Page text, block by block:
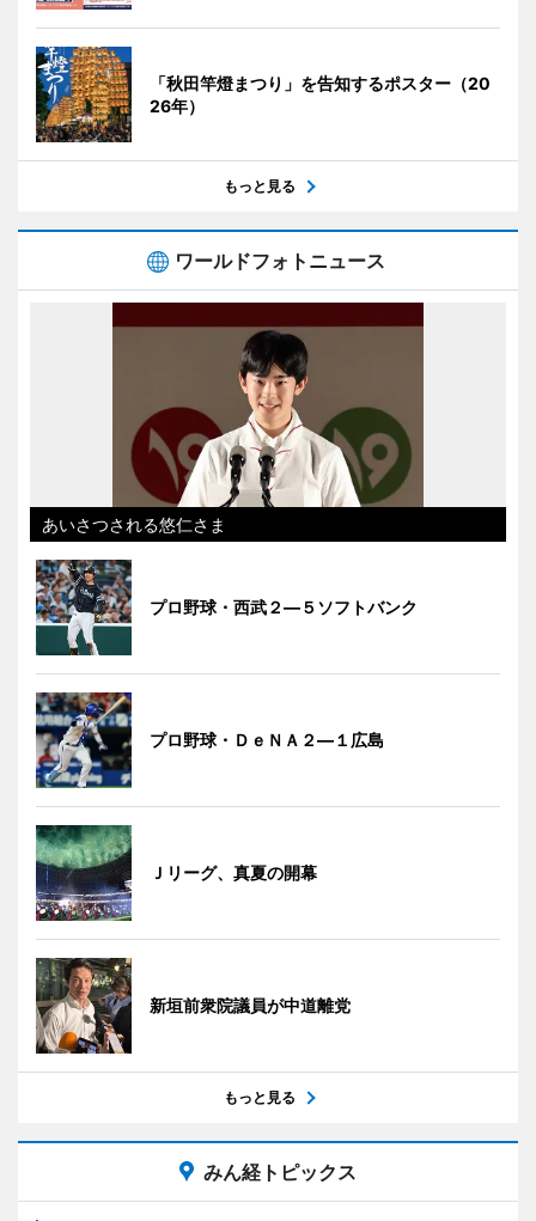
「秋田竿燈まつり」を告知するポスター（20
26年）
もっと見る
ワールドフォトニュース
あいさつされる悠仁さま
プロ野球・西武２―５ソフトバンク
プロ野球・ＤｅＮＡ２―１広島
Ｊリーグ、真夏の開幕
新垣前衆院議員が中道離党
もっと見る
みん経トピックス